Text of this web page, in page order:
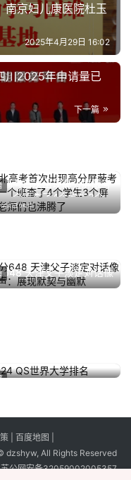
南京妇儿康医院杜玉
2025年4月29日 16:02
川2025年申请量已
下一篇
高考首次出现高分屏蔽考
一个班查了4个学生3个屏
老师们也沸腾了
6月25日
648 天津父子淡定对话像
声：展现默契与幽默
6月25日
QS世界大学排名
6月28日
百度地图
dzshyw, All Rights Reserved
苏公网安备32059002005357